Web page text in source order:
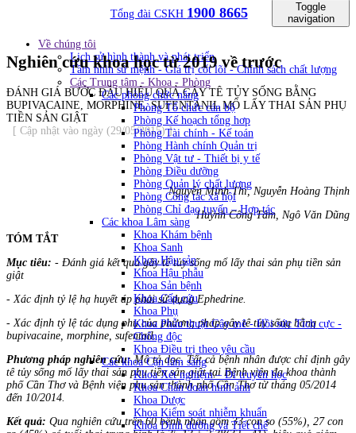
Tổng đài CSKH 1900 8665
Toggle
navigation
Về chúng tôi
Lịch sử hình thành và phát triển
Tầm nhìn sứ mệnh - Giá trị cốt lõi - Chính sách chất lượng
Các Trung tâm - Khoa - Phòng
Các phòng chức năng
Phòng Tổ chức cán bộ
Phòng Kế hoạch tổng hơp
Phòng Tài chính - Kế toán
Phòng Hành chính Quản trị
Phòng Vật tư - Thiết bị y tế
Phòng Điều dưỡng
Phòng Quản lý chất lượng
Phòng Công tác xã hội
Phòng Chỉ đạo tuyến – Hợp tác
Các khoa Lâm sàng
Khoa Khám bệnh
Khoa Sanh
Khoa Hậu sản
Khoa Hậu phẫu
Khoa Sản bệnh
Khoa Cấp cứu
Khoa Phụ
Khoa Phẫu thuật Gây mê - Hồi sức Tích cực -
Chống độc
Khoa Điều trị theo yêu cầu
Các khoa Cận lâm sàng
Khoa Xét nghiệm – Di truyền học
Khoa Chẩn đoán hình ảnh
Khoa Dược
Khoa Kiểm soát nhiễm khuẩn
Khoa Dinh dưỡng và Tiết chế
Nghiên cứu khoa học từ 2019 về trước
ĐÁNH GIÁ BƯỚC ĐẦU HIỆU QUẢ GÂY TÊ TỦY SỐNG BẰNG
BUPIVACAINE, MORPHINE, SUFENTANIL MỔ LẤY THAI SẢN PHỤ
TIỀN SẢN GIẬT
[ Cập nhật vào ngày (29/05/2015) ]
Nguyễn Minh Thi, Nguyễn Hoàng Thịnh
Huỳnh Công Tâm, Ngô Văn Dũng
TÓM TẮT
Mục tiêu: - Đánh giá kết quả gây tê tủy sống mổ lấy thai sản phụ tiền sản
giật
- Xác định tỷ lệ hạ huyết áp phải sử dụng Ephedrine.
- Xác định tỷ lệ tác dụng phụ của phương pháp gây tê tủy sống bằng
bupivacaine, morphine, sufentail.
Phương pháp nghiên cứu: Mô tả dọc. Tất cả bệnh nhân được chỉ định gây
tê tủy sống mổ lấy thai sản phụ tiền sản giật tại Bệnh viện đa khoa thành
phố Cần Thơ và Bệnh viện phụ sản thành phố Cần Thơ từ tháng 05/2014
đến 10/2014.
Kết quả: Qua nghiên cứu trên 60 bệnh nhân gồm 33 con so (55%), 27 con